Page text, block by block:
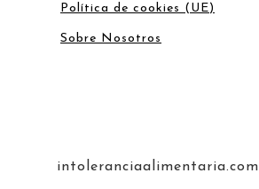
Política de cookies (UE)
Sobre Nosotros
intoleranciaalimentaria.com